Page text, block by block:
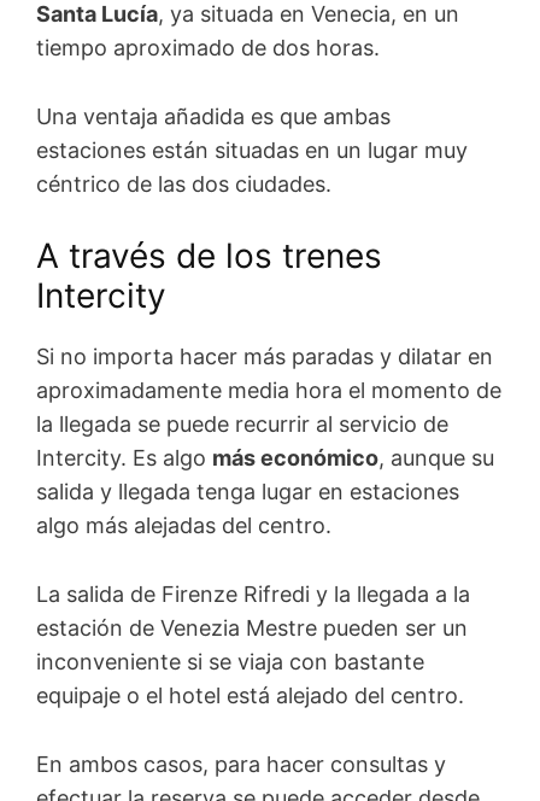
Santa Lucía, ya situada en Venecia, en un
tiempo aproximado de dos horas.
Una ventaja añadida es que ambas
estaciones están situadas en un lugar muy
céntrico de las dos ciudades.
A través de los trenes
Intercity
Si no importa hacer más paradas y dilatar en
aproximadamente media hora el momento de
la llegada se puede recurrir al servicio de
Intercity. Es algo más económico, aunque su
salida y llegada tenga lugar en estaciones
algo más alejadas del centro.
La salida de Firenze Rifredi y la llegada a la
estación de Venezia Mestre pueden ser un
inconveniente si se viaja con bastante
equipaje o el hotel está alejado del centro.
En ambos casos, para hacer consultas y